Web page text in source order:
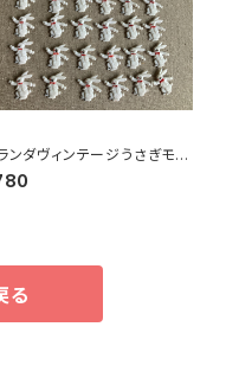
ンダヴィンテージうさぎモチ
プラパーツ30個セットNo16
る